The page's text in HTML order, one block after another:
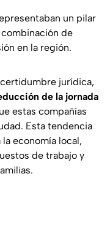
un pilar
de
en la región.
jurídica,
de la jornada
estas compañías
Esta tendencia
economía local,
de trabajo y